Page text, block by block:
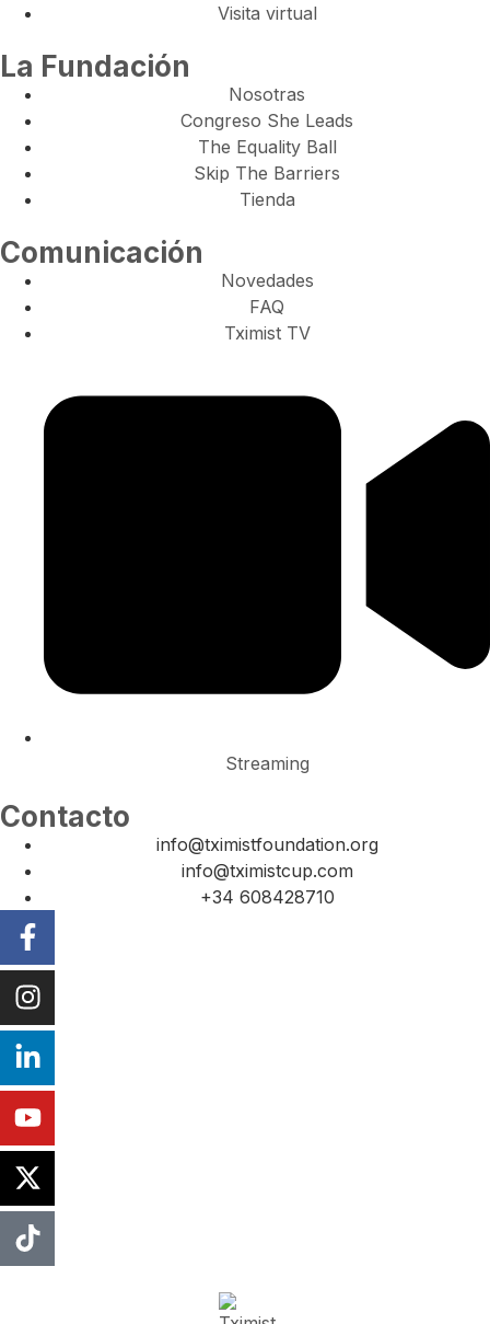
Visita virtual
La Fundación
Nosotras
Congreso She Leads
The Equality Ball
Skip The Barriers
Tienda
Comunicación
Novedades
FAQ
Tximist TV
Streaming
Contacto
info@tximistfoundation.org
info@tximistcup.com
+34 608428710